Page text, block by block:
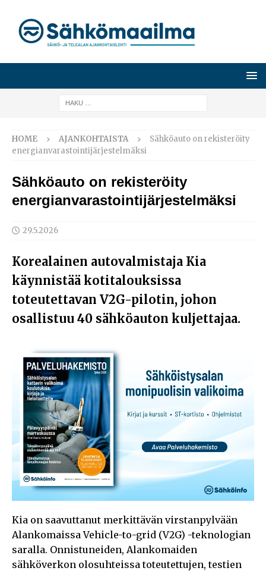
HOME AJANKOHTAISTA
Sähköauto on rekisteröity
energianvarastointijärjestelmäksi
Sähköauto on rekisteröity
energianvarastointijärjestelmäksi
29.5.2026
Korealainen autovalmistaja Kia
käynnistää kotitalouksissa
toteutettavan V2G-pilotin, johon
osallistuu 40 sähköauton kuljettajaa.
Kia on saavuttanut merkittävän virstanpylvään
Alankomaissa Vehicle-to-grid (V2G) -teknologian
saralla. Onnistuneiden, Alankomaiden
sähköverkon olosuhteissa toteutettujen, testien